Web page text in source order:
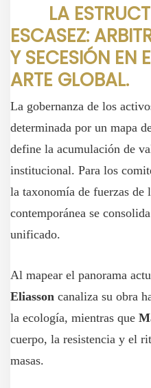
LA
ESCASEZ:
Y SECESIÓN EN
ARTE GLOBAL.
La gobernanza de los
determinada por un mapa
define la acumulación de
institucional. Para los
la taxonomía de fuerzas de
contemporánea se
unificado.
Al mapear el panorama
Eliasson canaliza su obra
la ecología, mientras que
cuerpo, la resistencia y el
masas.